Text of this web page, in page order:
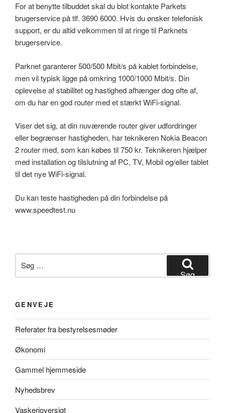
For at benytte tilbuddet skal du blot kontakte Parkets
brugerservice på tlf. 3690 6000. Hvis du ønsker telefonisk
support, er du altid velkommen til at ringe til Parknets
brugerservice.
Parknet garanterer 500/500 Mbit/s på kablet forbindelse,
men vil typisk ligge på omkring 1000/1000 Mbit/s. Din
oplevelse af stabilitet og hastighed afhænger dog ofte af,
om du har en god router med et stærkt WiFi-signal.
Viser det sig, at din nuværende router giver udfordringer
eller begrænser hastigheden, har teknikeren Nokia Beacon
2 router med, som kan købes til 750 kr. Teknikeren hjælper
med installation og tilslutning af PC, TV, Mobil og/eller tablet
til det nye WiFi-signal.
Du kan teste hastigheden på din forbindelse på
www.speedtest.nu
efter:
Søg
GENVEJE
Referater fra bestyrelsesmøder
Økonomi
Gammel hjemmeside
Nyhedsbrev
Vaskerioversigt